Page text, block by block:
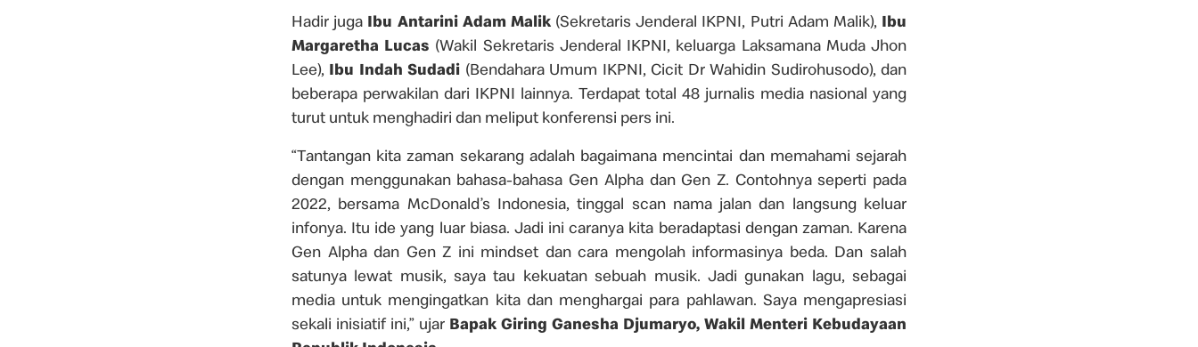
Hadir juga Ibu Antarini Adam Malik(Sekretaris Jenderal IKPNI, Putri Adam Malik), Ibu
Margaretha Lucas (Wakil Sekretaris Jenderal IKPNI, keluarga Laksamana Muda Jhon
Lee), Ibu Indah Sudadi (Bendahara Umum IKPNI, Cicit Dr Wahidin Sudirohusodo), dan
beberapa perwakilan dari IKPNI lainnya. Terdapat total 48 jurnalis media nasional yang
turut untuk menghadiri dan meliput konferensi pers ini.
“Tantangan kita zaman sekarang adalah bagaimana mencintai dan memahami sejarah
dengan menggunakan bahasa-bahasa Gen Alpha dan Gen Z. Contohnya seperti pada
2022, bersama McDonald’s Indonesia, tinggal scan nama jalan dan langsung keluar
infonya. Itu ide yang luar biasa. Jadi ini caranya kita beradaptasi dengan zaman. Karena
Gen Alpha dan Gen Z ini mindset dan cara mengolah informasinya beda. Dan salah
satunya lewat musik, saya tau kekuatan sebuah musik. Jadi gunakan lagu, sebagai
media untuk mengingatkan kita dan menghargai para pahlawan. Saya mengapresiasi
sekali inisiatif ini,” ujar Bapak Giring Ganesha Djumaryo, Wakil Menteri Kebudayaan